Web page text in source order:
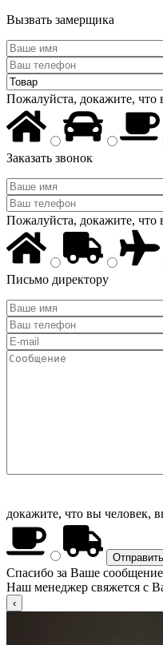
Вызвать замерщика
Пожалуйста, докажите, что
Заказать звонок
Пожалуйста, докажите, что
Письмо директору
докажите, что вы человек,
Спасибо за Ваше
Наш менеджер свяжется с